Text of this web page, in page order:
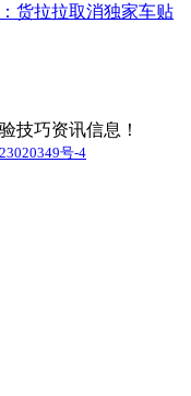
货拉拉取消独家车贴
技巧资讯信息！
号-4